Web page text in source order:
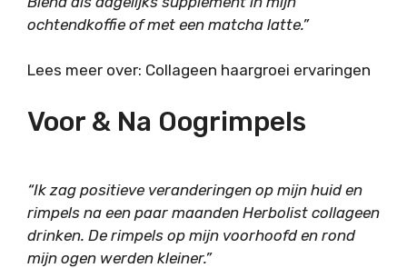
ochtendkoffie of met een matcha latte.”
Lees meer over: Collageen haargroei ervaringen
Voor & Na Oogrimpels
“Ik zag positieve veranderingen op mijn huid en
rimpels na een paar maanden Herbolist collageen
drinken. De rimpels op mijn voorhoofd en rond
mijn ogen werden kleiner.”